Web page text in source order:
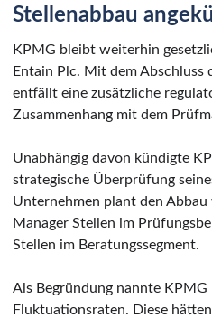
Stellenabbau
KPMG bleibt weiterhin
Entain Plc. Mit dem Abschluss
entfällt eine zusätzliche
Zusammenhang mit dem
Unabhängig davon kündigte
strategische Überprüfung
Unternehmen plant den
Manager Stellen im
Stellen im Beratungssegment.
Als Begründung nannte
Fluktuationsraten. Diese